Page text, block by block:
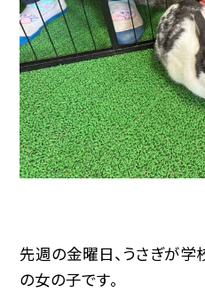
先週の金曜日、うさぎが学
の女の子です。